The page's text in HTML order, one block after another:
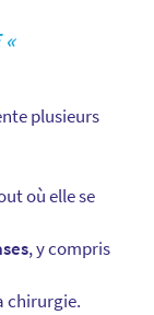
«
plusieurs
où elle se
, y compris
chirurgie.